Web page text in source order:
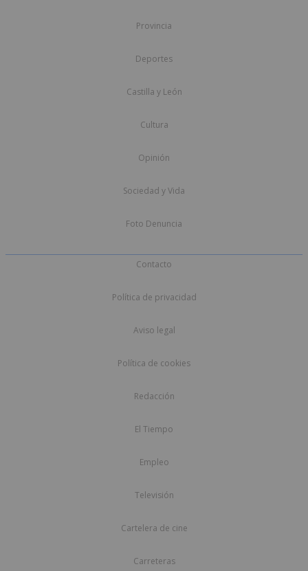
Provincia
Deportes
Castilla y León
Cultura
Opinión
Sociedad y Vida
Foto Denuncia
Contacto
Política de privacidad
Aviso legal
Política de cookies
Redacción
El Tiempo
Empleo
Televisión
Cartelera de cine
Carreteras